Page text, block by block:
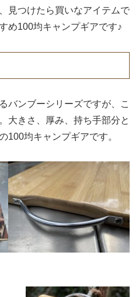
見つけたら買いなアイテムで
め100均キャンプギアです♪
バンブーシリーズですが、こ
大きさ、厚み、持ち手部分と
100均キャンプギアです。